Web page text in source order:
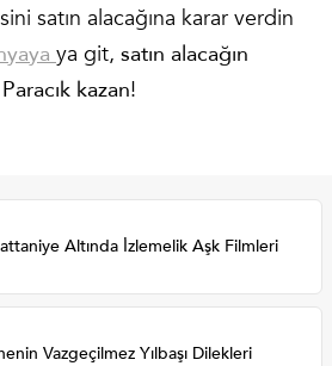
satın alacağına karar verdin
ya git, satın alacağın
kazan!
Altında İzlemelik Aşk Filmleri
Vazgeçilmez Yılbaşı Dilekleri